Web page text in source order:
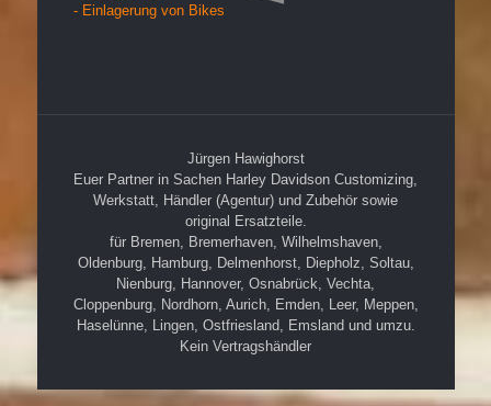
- Einlagerung von Bikes
Jürgen Hawighorst
Euer Partner in Sachen Harley Davidson Customizing,
Werkstatt, Händler (Agentur) und Zubehör sowie
original Ersatzteile.
für Bremen, Bremerhaven, Wilhelmshaven,
Oldenburg, Hamburg, Delmenhorst, Diepholz, Soltau,
Nienburg, Hannover, Osnabrück, Vechta,
Cloppenburg, Nordhorn, Aurich, Emden, Leer, Meppen,
Haselünne, Lingen, Ostfriesland, Emsland und umzu.
Kein Vertragshändler